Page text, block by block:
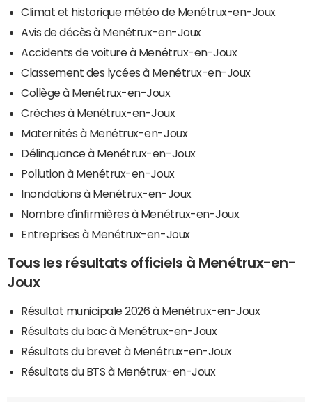
Climat et historique météo de Menétrux-en-Joux
Avis de décès à Menétrux-en-Joux
Accidents de voiture à Menétrux-en-Joux
Classement des lycées à Menétrux-en-Joux
Collège à Menétrux-en-Joux
Crèches à Menétrux-en-Joux
Maternités à Menétrux-en-Joux
Délinquance à Menétrux-en-Joux
Pollution à Menétrux-en-Joux
Inondations à Menétrux-en-Joux
Nombre d'infirmières à Menétrux-en-Joux
Entreprises à Menétrux-en-Joux
Tous les résultats officiels à Menétrux-en-
Joux
Résultat municipale 2026 à Menétrux-en-Joux
Résultats du bac à Menétrux-en-Joux
Résultats du brevet à Menétrux-en-Joux
Résultats du BTS à Menétrux-en-Joux